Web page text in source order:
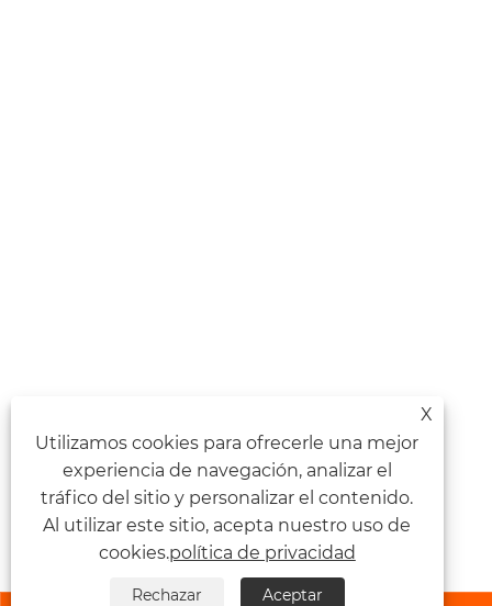
X
Utilizamos cookies para ofrecerle una mejor
experiencia de navegación, analizar el
tráfico del sitio y personalizar el contenido.
Al utilizar este sitio, acepta nuestro uso de
cookies.política de privacidad
Rechazar Aceptar